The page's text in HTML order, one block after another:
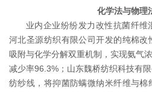
化学法与物理
业内企业纷纷发力改性抗菌纤维
河北圣源纺织有限公司开发的纯棉改
吸附与化学分解双重机制，实现氨气
减少率96.3%；山东魏桥纺织科技有
纺纱线，将抑菌防螨微纳米纤维与棉